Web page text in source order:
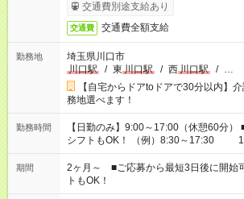
交通費別途支給あり
交通費 交通費全額支給
勤務地
埼玉県川口市
川口駅
/ 東 川口駅 / 西川口駅 / …
【自宅からドアtoドアで30分以内】
務地選べます！
勤務時間
【日勤のみ】9:00～17:00（休憩60分） ■ご希望があればその他
シフトもOK！ （例）8:30～17:30
「家族とお休みを合わせたい」 「でき
など、あなたのご希望に沿ったお仕事をご
ーク希望の方へ 今ご覧のお仕事で希望
のお仕事の勤務時間。 合計で週40時間
期間
2ヶ月～ ■ご応募から最短3日後に開始
トもOK！